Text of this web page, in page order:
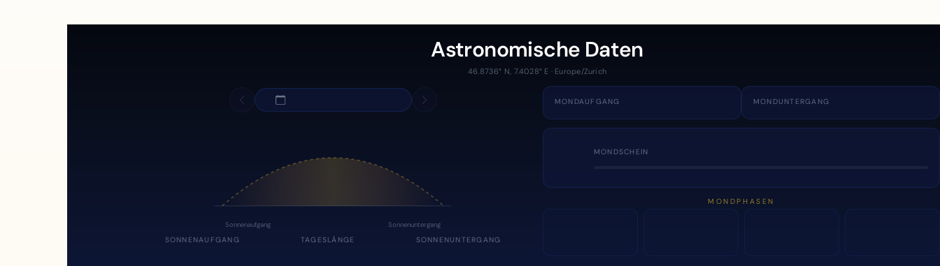
Astronomische Daten
46.8736° N, 7.4028° E · Europe/Zurich
Sonnenaufgang Sonnenuntergang
SONNENAUFGANG TAGESLÄNGE SONNENUNTERGANG
MONDAUFGANG MONDUNTERGANG
MONDSCHEIN
MONDPHASEN